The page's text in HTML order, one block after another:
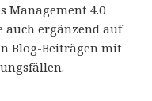
Management 4.0
auch ergänzend auf
Blog-Beiträgen mit